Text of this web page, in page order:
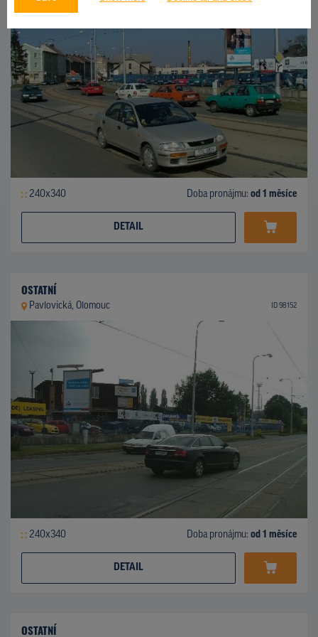
240x340 Doba pronájmu: od 1 měsíce
DETAIL
OSTATNÍ
Pavlovická, Olomouc ID 98152
240x340 Doba pronájmu: od 1 měsíce
DETAIL
OSTATNÍ